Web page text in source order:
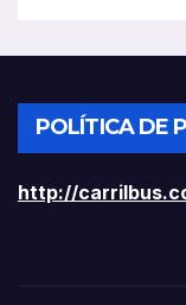
POLÍTICA DE
http://